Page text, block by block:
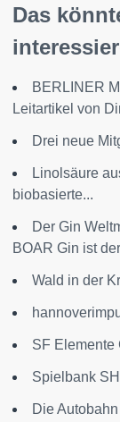
Das
BERLINER
Leitartikel von
Drei neue
Linolsäure
biobasierte...
Der Gin
BOAR Gin ist
Wald in der
SF Elemente
Spielbank
Die